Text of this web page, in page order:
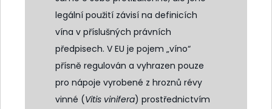
legální použití závisí na definicích
vína v příslušných právních
předpisech. V EU je pojem „víno“
přísně regulován a vyhrazen pouze
pro nápoje vyrobené z hroznů révy
vinné (Vitis vinifera) prostřednictvím